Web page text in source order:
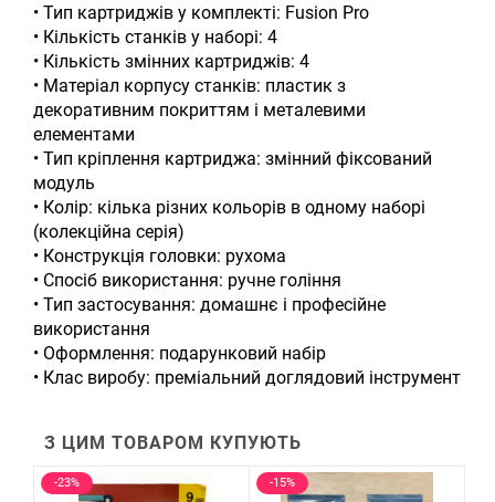
• Тип картриджів у комплекті: Fusion Pro
• Кількість станків у наборі: 4
• Кількість змінних картриджів: 4
• Матеріал корпусу станків: пластик з
декоративним покриттям і металевими
елементами
• Тип кріплення картриджа: змінний фіксований
модуль
• Колір: кілька різних кольорів в одному наборі
(колекційна серія)
• Конструкція головки: рухома
• Спосіб використання: ручне гоління
• Тип застосування: домашнє і професійне
використання
• Оформлення: подарунковий набір
• Клас виробу: преміальний доглядовий інструмент
З ЦИМ ТОВАРОМ КУПУЮТЬ
-23% -15%